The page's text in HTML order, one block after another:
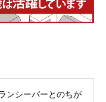
ンシーバーとのちが